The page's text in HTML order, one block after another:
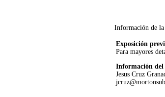
Información de
Exposición
Para mayores
Información del
Jesus Cruz